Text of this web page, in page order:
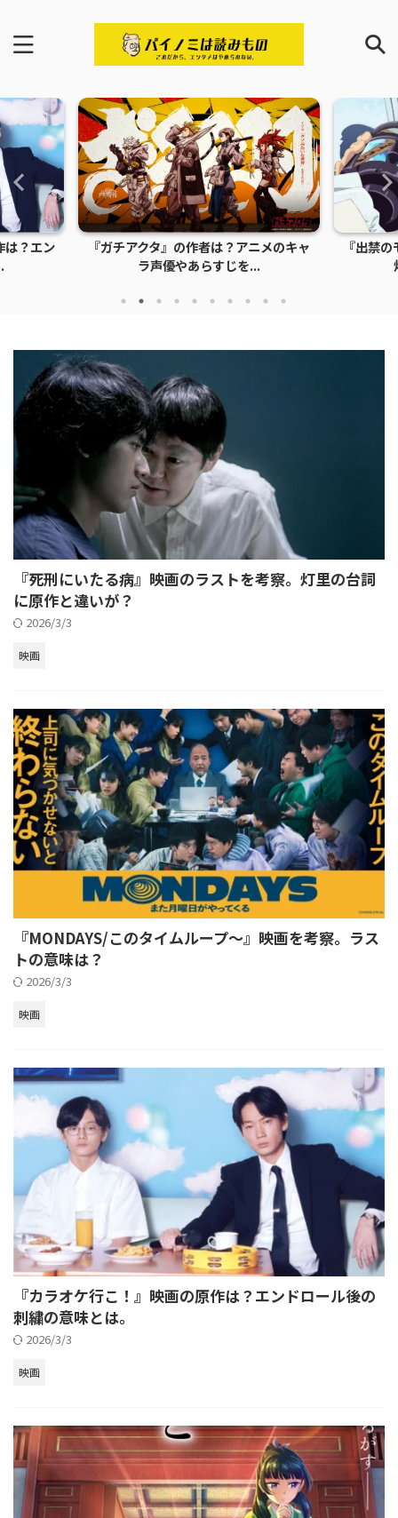
は？エン
『ガチアクタ』の作者は？アニメのキャ
ラ声優やあらすじを...
『出禁
『死刑にいたる病』映画のラストを考察。灯里の台詞
に原作と違いが？
2026/3/3
映画
『MONDAYS/このタイムループ～』映画を考察。ラス
トの意味は？
2026/3/3
映画
『カラオケ行こ！』映画の原作は？エンドロール後の
刺繍の意味とは。
2026/3/3
映画